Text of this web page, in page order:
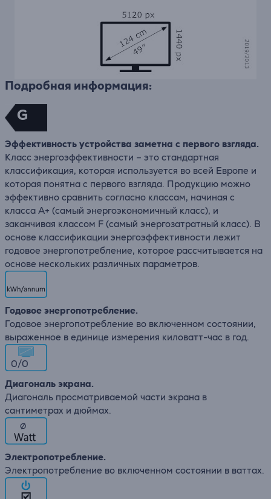
Подробная информация:
G
Эффективность устройства заметна с первого взгляда.
Класс энергоэффективности – это стандартная
классификация, которая используется во всей Европе и
которая понятна с первого взгляда. Продукцию можно
эффективно сравнить согласно классам, начиная с
класса A+ (самый энергоэкономичный класс), и
заканчивая классом F (самый энергозатратный класс). В
основе классификации энергоэффективности лежит
годовое энергопотребление, которое рассчитывается на
основе нескольких различных параметров.
Годовое энергопотребление.
Годовое энергопотребление во включенном состоянии,
выраженное в единице измерения киловатт-час в год.
0/0
Диагональ экрана.
Диагональ просматриваемой части экрана в
сантиметрах и дюймах.
∅
Электропотребление.
Электропотребление во включенном состоянии в ваттах.